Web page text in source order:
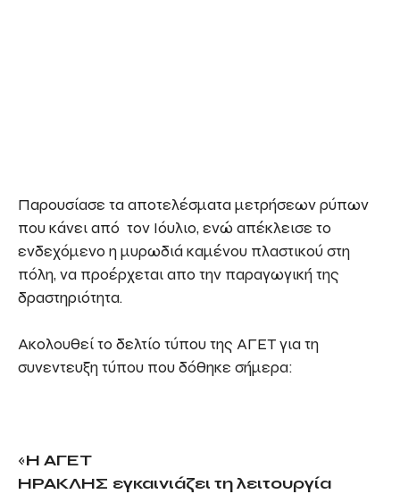
Παρουσίασε τα αποτελέσματα μετρήσεων ρύπων
που κάνει από τον Ιόυλιο, ενώ απέκλεισε το
ενδεχόμενο η μυρωδιά καμένου πλαστικού στη
πόλη, να προέρχεται απο την παραγωγική της
δραστηριότητα.
Ακολουθεί το δελτίο τύπου της ΑΓΕΤ για τη
συνεντευξη τύπου που δόθηκε σήμερα:
«Η ΑΓΕΤ
ΗΡΑΚΛΗΣ εγκαινιάζει τη λειτουργία